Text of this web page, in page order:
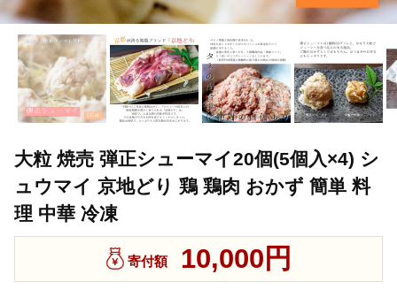
大粒 焼売 弾正シューマイ20個(5個入×4) シ
ュウマイ 京地どり 鶏 鶏肉 おかず 簡単 料
理 中華 冷凍
寄付額 10,000円